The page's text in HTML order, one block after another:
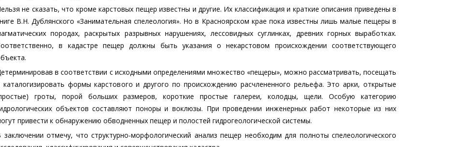
не сказать, что кроме карстовых пещер известны и другие. Их классификация и краткие описания приведены в
В.Н. Дублянского «Занимательная спелеология». Но в Красноярском крае пока известны лишь малые пещеры в
породах, раскрытых разрывных нарушениях, лессовидных суглинках, древних горных выработках.
в кадастре пещер должны быть указания о некарстовом происхождении соответствующего
в соответствии с исходными определениями множество «пещеры», можно рассматривать, посещать
каталогизировать формы карстового и другого по происхождению расчлененного рельефа. Это арки, открытые
гроты, порой больших размеров, короткие простые галереи, колодцы, щели. Особую категорию
объектов составляют поноры и воклюзы. При проведении инженерных работ некоторые из них
привести к обнаружению обводненных пещер и полостей гидрогеологической системы.
заключении отмечу, что структурно-морфологический анализ пещер необходим для полноты спелеологического